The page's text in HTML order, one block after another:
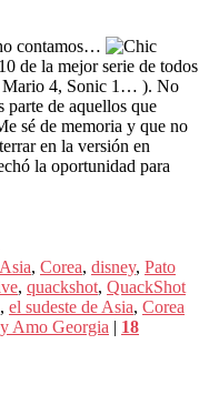
contamos…
de la mejor serie de todos
Mario 4, Sonic 1… ). No
parte de aquellos que
sé de memoria y que no
en la versión en
la oportunidad para
Asia, Corea, disney, Pato
, quackshot, QuackShot
, el sudeste de Asia, Corea
Amo Georgia | 18